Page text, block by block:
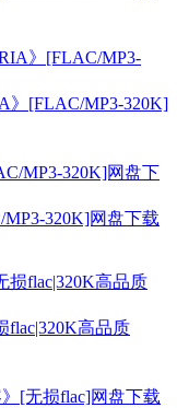
》[FLAC/MP3-320K]
320K]网盘下载
flac|320K高品质